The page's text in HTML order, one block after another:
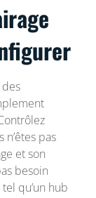
pas
et son
besoin
qu’un hub